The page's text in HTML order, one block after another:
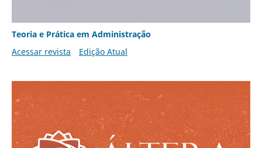
Teoria e Prática em Administração
Acessar revista
Edição Atual